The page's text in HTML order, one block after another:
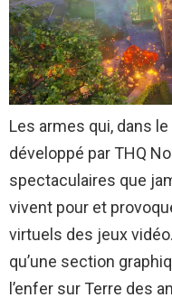
Les armes qui, dans
développé par THQ
spectaculaires que
vivent pour et
virtuels des jeux
qu’une section
l’enfer sur Terre des